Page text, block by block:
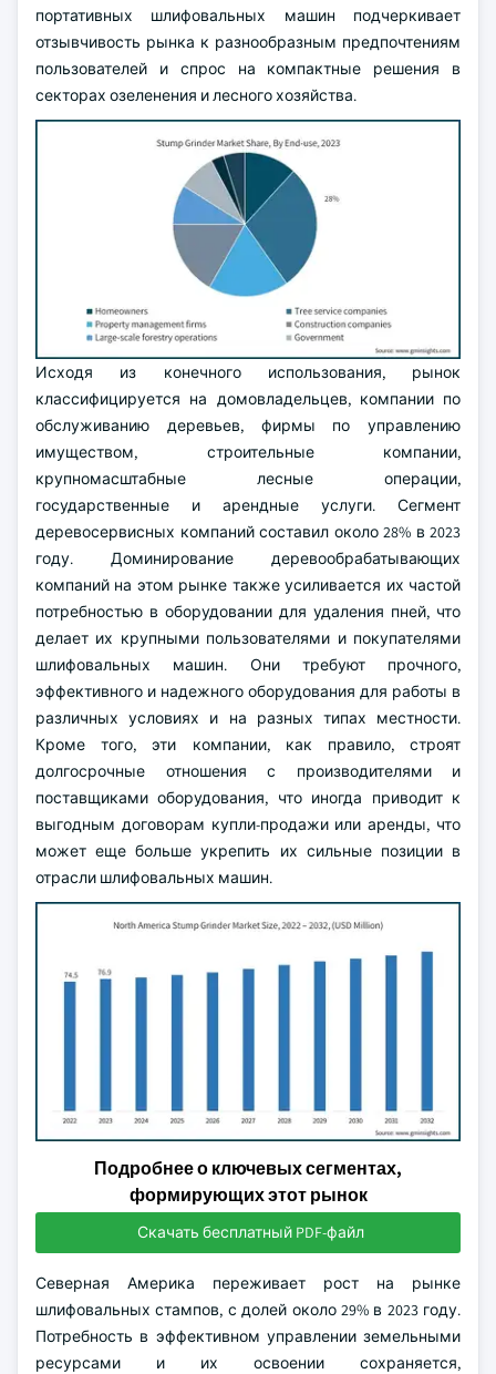
портативных шлифовальных машин подчеркивает
отзывчивость рынка к разнообразным предпочтениям
пользователей и спрос на компактные решения в
секторах озеленения и лесного хозяйства.
Исходя из конечного использования, рынок
классифицируется на домовладельцев, компании по
обслуживанию деревьев, фирмы по управлению
имуществом, строительные компании,
крупномасштабные лесные операции,
государственные и арендные услуги. Сегмент
деревосервисных компаний составил около 28% в 2023
году. Доминирование деревообрабатывающих
компаний на этом рынке также усиливается их частой
потребностью в оборудовании для удаления пней, что
делает их крупными пользователями и покупателями
шлифовальных машин. Они требуют прочного,
эффективного и надежного оборудования для работы в
различных условиях и на разных типах местности.
Кроме того, эти компании, как правило, строят
долгосрочные отношения с производителями и
поставщиками оборудования, что иногда приводит к
выгодным договорам купли-продажи или аренды, что
может еще больше укрепить их сильные позиции в
отрасли шлифовальных машин.
Подробнее о ключевых сегментах,
формирующих этот рынок
Скачать бесплатный PDF-файл
Северная Америка переживает рост на рынке
шлифовальных стампов, с долей около 29% в 2023 году.
Потребность в эффективном управлении земельными
ресурсами и их освоении сохраняется,